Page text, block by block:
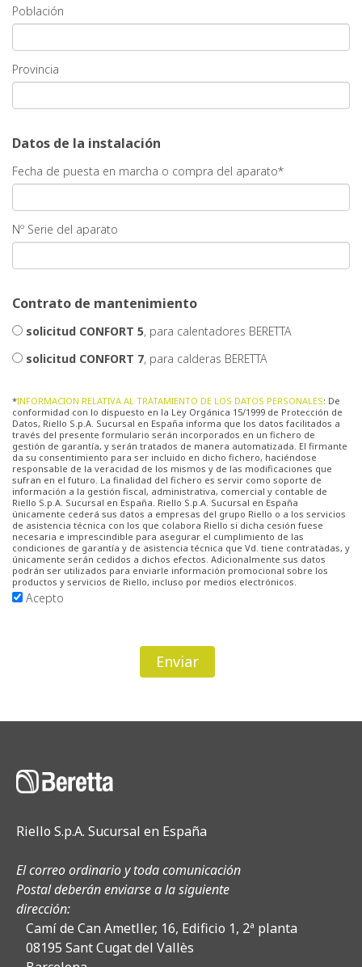
Población
Provincia
Datos de la instalación
Fecha de puesta en marcha o compra del aparato*
Nº Serie del aparato
Contrato de mantenimiento
solicitud CONFORT 5, para calentadores BERETTA
solicitud CONFORT 7, para calderas BERETTA
*INFORMACION RELATIVA AL TRATAMIENTO DE LOS DATOS PERSONALES: De
conformidad con lo dispuesto en la Ley Orgánica 15/1999 de Protección de
Datos, Riello S.p.A. Sucursal en España informa que los datos facilitados a
través del presente formulario serán incorporados en un fichero de
gestión de garantía, y serán tratados de manera automatizada. El firmante
da su consentimiento para ser incluido en dicho fichero, haciéndose
responsable de la veracidad de los mismos y de las modificaciones que
sufran en el futuro. La finalidad del fichero es servir como soporte de
información a la gestión fiscal, administrativa, comercial y contable de
Riello S.p.A. Sucursal en España. Riello S.p.A. Sucursal en España
únicamente cederá sus datos a empresas del grupo Riello o a los servicios
de asistencia técnica con los que colabora Riello si dicha cesión fuese
necesaria e imprescindible para asegurar el cumplimiento de las
condiciones de garantía y de asistencia técnica que Vd. tiene contratadas, y
únicamente serán cedidos a dichos efectos. Adicionalmente sus datos
podrán ser utilizados para enviarle información promocional sobre los
productos y servicios de Riello, incluso por medios electrónicos.
Acepto
Enviar
Riello S.p.A. Sucursal en España
El correo ordinario y toda comunicación
Postal deberán enviarse a la siguiente
dirección:
Camí de Can Ametller, 16, Edificio 1, 2ª planta
08195 Sant Cugat del Vallès